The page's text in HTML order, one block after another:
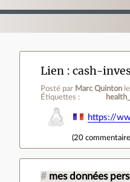
Lien cash-
Posté par Marc Quinton
Étiquettes :
https://
(20
# mes données